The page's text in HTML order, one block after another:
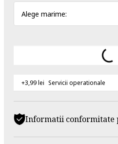
Alege marime:
+3,99 lei Servicii operationale
Informatii conformitate